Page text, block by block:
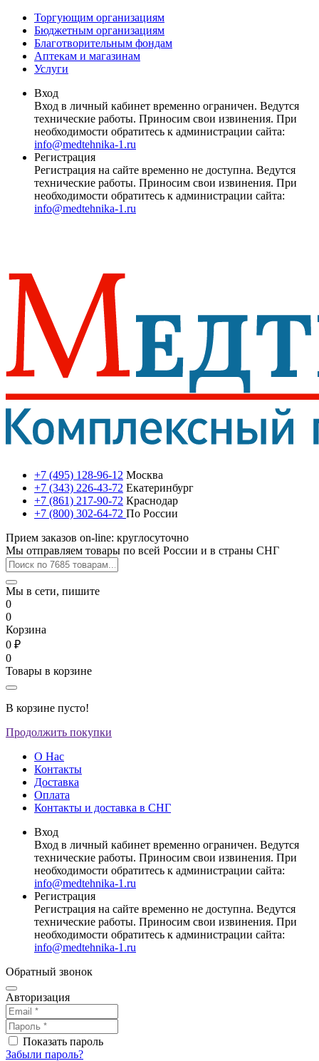
Торгующим организациям
Бюджетным организациям
Благотворительным фондам
Аптекам и магазинам
Услуги
Вход
Вход в личный кабинет временно ограничен. Ведутся
технические работы. Приносим свои извинения. При
необходимости обратитесь к администрации сайта:
info@medtehnika-1.ru
Регистрация
Регистрация на сайте временно не доступна. Ведутся
технические работы. Приносим свои извинения. При
необходимости обратитесь к администрации сайта:
info@medtehnika-1.ru
+7 (495) 128-96-12 Москва
+7 (343) 226-43-72 Екатеринбург
+7 (861) 217-90-72 Краснодар
+7 (800) 302-64-72 По России
Прием заказов on-line: круглосуточно
Мы отправляем товары по всей России и в страны СНГ
Мы в сети, пишите
0
0
Корзина
0 ₽
0
Товары в корзине
В корзине пусто!
Продолжить покупки
О Нас
Контакты
Доставка
Оплата
Контакты и доставка в СНГ
Вход
Вход в личный кабинет временно ограничен. Ведутся
технические работы. Приносим свои извинения. При
необходимости обратитесь к администрации сайта:
info@medtehnika-1.ru
Регистрация
Регистрация на сайте временно не доступна. Ведутся
технические работы. Приносим свои извинения. При
необходимости обратитесь к администрации сайта:
info@medtehnika-1.ru
Обратный звонок
Авторизация
Показать пароль
Забыли пароль?